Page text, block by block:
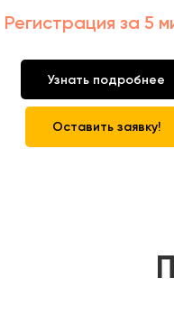
Регистрация за 5
Узнать подробнее
Оставить заявку!